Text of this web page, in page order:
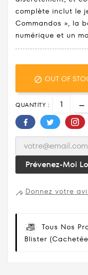
complète inclut le
Commandos », la
numérique et un
 OUT OF
QUANTITY :
Prévenez-Moi
Donnez votre
Tous Nos
Blister